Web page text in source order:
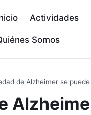
Actividades
Somos
de Alzheimer se